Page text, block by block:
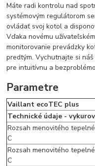
Máte radi kontrolu nad
systémovým regulátorom
ovládať svoj kotol a
Vďaka novému
monitorovanie prevádzky
predtým. Vychutnajte si
pre intuitívnu a
Parametre
Vaillant ecoTEC plus
Technické údaje -
Rozsah menovitého
C
Rozsah menovitého
C